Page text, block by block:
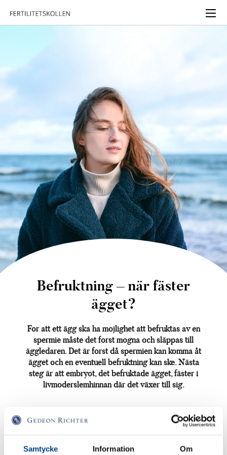
Samtycke Information Om
Befruktning – när fäster
ägget?
För att ett ägg ska ha möjlighet att befruktas av en
spermie måste det först mogna och släppas till
äggledaren. Det är först då spermien kan komma åt
ägget och en eventuell befruktning kan ske. Nästa
steg är att embryot, det befruktade ägget, fäster i
livmoderslemhinnan där det växer till sig.
Från ägglossning till befruktning
För att ett ägg ska ha möjlighet att befruktas av en
spermie måste det först mogna och släppas till